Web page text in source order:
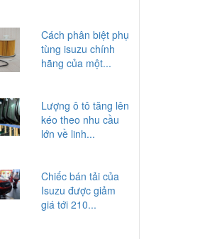
Cách phân biệt phụ
tùng isuzu chính
hãng của một...
Lượng ô tô tăng lên
kéo theo nhu cầu
lớn về linh...
Chiếc bán tải của
Isuzu được giảm
giá tới 210...